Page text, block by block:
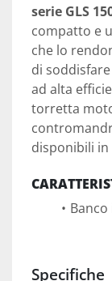
serie GLS
compatto e
che lo
di
ad alta
torretta
disponibili
Specifiche